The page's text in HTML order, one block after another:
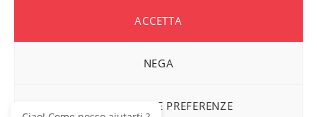
ACCETTA
NEGA
VISUALIZZA LE PREFERENZE